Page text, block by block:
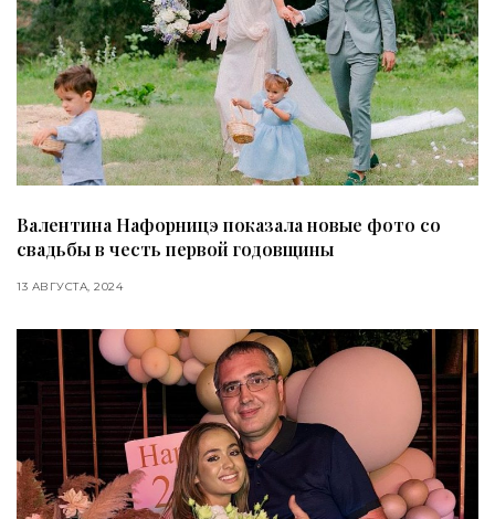
Валентина Нафорницэ показала новые фото со
свадьбы в честь первой годовщины
13 АВГУСТА, 2024